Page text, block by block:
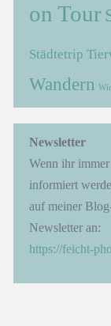
on Tour
Städtetrip
Wandern
Newsletter
Wenn ihr
informiert
auf meiner
Newsletter an:
https://feicht-